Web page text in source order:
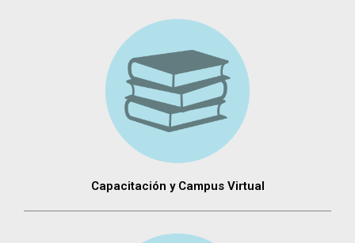
Capacitación y Campus Virtual